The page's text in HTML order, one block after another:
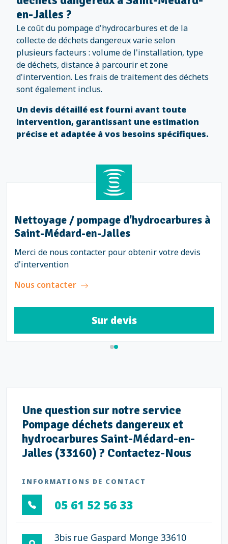
en-Jalles ?
Le coût du pompage d'hydrocarbures et de la
collecte de déchets dangereux varie selon
plusieurs facteurs : volume de l'installation, type
de déchets, distance à parcourir et zone
d'intervention. Les frais de traitement des déchets
sont également inclus.
Un devis détaillé est fourni avant toute
intervention, garantissant une estimation
précise et adaptée à vos besoins spécifiques.
Nettoyage / pompage d'hydrocarbures à
Saint-Médard-en-Jalles
Merci de nous contacter pour obtenir votre devis
d'intervention
Nous contacter
Sur devis
Une question sur notre service
Pompage déchets dangereux et
hydrocarbures Saint-Médard-en-
Jalles (33160) ? Contactez-Nous
INFORMATIONS DE CONTACT
05 61 52 56 33
3bis rue Gaspard Monge 33610